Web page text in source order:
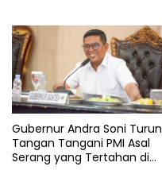
UPTD
PPD
Gubernur Andra Soni Turun
Tangan Tangani PMI Asal
Serang yang Tertahan di